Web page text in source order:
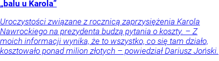
„balu u Karola”
Uroczystości związane z rocznicą zaprzysiężenia Karola
Nawrockiego na prezydenta budzą pytania o koszty. – Z
moich informacji wynika, że to wszystko, co się tam działo,
kosztowało ponad milion złotych – powiedział Dariusz Joński.